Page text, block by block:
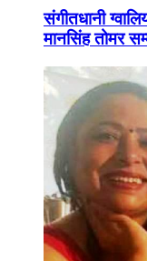
संगीतधानी
मानसिंह तोमर